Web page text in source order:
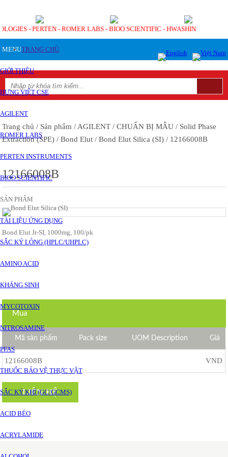
- PERTEN - ROMER LABS - BIOO SCIENTIFIC - HWASHIN
MENUTRANG CHỦ
GIỚI THIỆU
HƯNG VIỆT CSE
AGILENT
ROMER LABS
PERTEN INSTRUMENTS
BIOO SCIENTIFIC
SẢN PHẨM
TÀI LIỆU ỨNG DỤNG
SẮC KÝ LỎNG (HPLC/UHPLC)
AMINO ACID
KHÁNG SINH
MYCOTOXIN
NITROSAMINE
PFAS
THUỐC BẢO VỆ THỰC VẬT
SẮC KÝ KHÍ (GC/GCMS)
ACID BÉO
ACRYLAMIDE
Trang chủ / Sản phẩm / AGILENT / CHUẨN BỊ MẪU / Solid Phase
Extraction (SPE) / Bond Elut / Bond Elut Silica (SI) / 12166008B
12166008B
Bond Elut Jr-SI, 1000mg, 100/pk
Mua
Mã sản phẩm Pack size UOM Description Giá
12166008B VND
LIÊN HỆ